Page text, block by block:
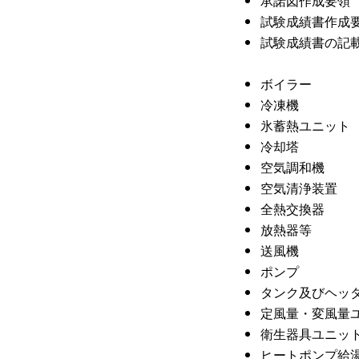
試験成績書作成
試験成績書の記
ボイラー
冷凍機
氷蓄熱ユニット
冷却塔
空気調和機
空気清浄装置
全熱交換器
放熱器等
送風機
ポンプ
タンク及びヘッ
定風量・変風量
衛生器具ユニット
ヒートポンプ給